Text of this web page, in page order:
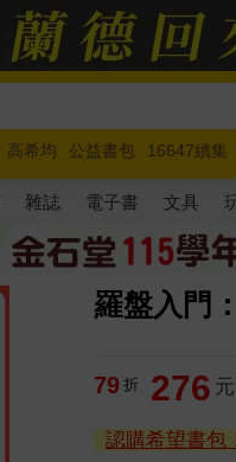
高希均 公益書包 16647續集
馬斯克 玩具總動員5 超慢跑
雜誌 電子書 文具
羅盤入門
79 折 276 元
認購希望書包